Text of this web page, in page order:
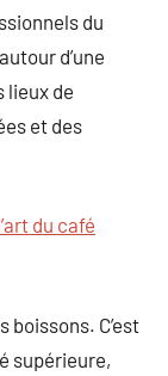
du
d’une
lieux de
et des
du café
boissons. C’est
supérieure,